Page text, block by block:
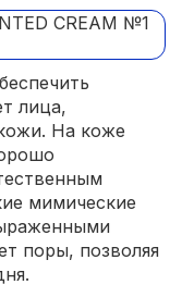
лица,
На коже
мимические
поры, позволяя